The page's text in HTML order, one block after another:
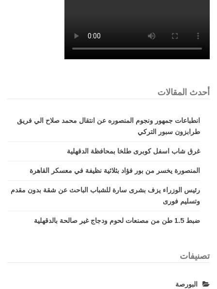
أحدث المقالات
انطباعات جمهور ونجوم المنصوره عن انتقال محمد صلاح الي فريق
طرابزون سبور التركي
غرق شاب اسفل كوبرى طلخا بمحافظة الدقهلية
المنصورة يخسر من بور فؤاد بثلاثية نظيفة في معسكر القاهرة
رئيس الوزراء يزف بشرى سارة للشباب الباحث عن شقة بدون مقدم
وتسليم فورى
ضبط 1.5 طن من مصنعات لحوم ودجاج غير صالحة بالدقهلية
تصنيفات
البورصة